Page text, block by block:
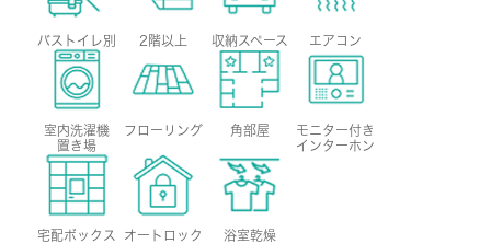
バストイレ別 2階以上 収納スペース エアコン
室内洗濯機
置き場
フローリング 角部屋
モニター付き
インターホン
宅配ボックス オートロック 浴室乾燥